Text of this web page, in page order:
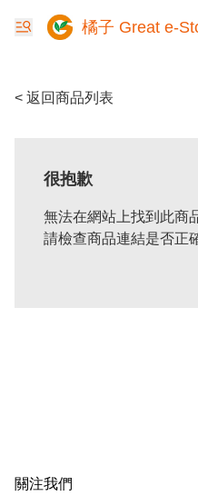
橘子 Great e-
< 返回商品列表
很抱歉
無法在網站上找到此商
請檢查商品連結是否正
關注我們